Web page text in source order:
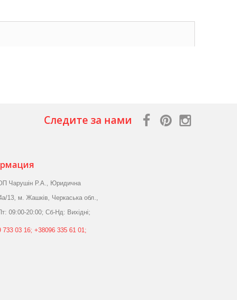
Следите за нами
Чарушін Р.А., Юридична
13, м. Жашків, Черкаська обл.,
09:00-20:00; Сб-Нд: Вихідні;
733 03 16; +38096 335 61 01;